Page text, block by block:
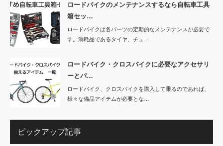
ロードバイクのメンテナンスするなら自転車工具
箱セッ…
ロードバイクは各パーツの定期的なメンテナンスが必要で
す。消耗品であるタイヤ、チュ…
ロードバイク・クロスバイクに必要なアクセサリ
ーとパ…
ロードバイク、クロスバイクを購入して乗るのであれば、
様々な備品アイテムが必要とな…
ピックアップ記事